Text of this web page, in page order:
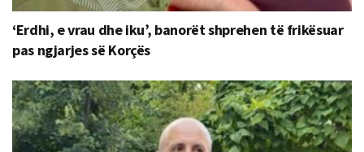
‘Erdhi, e vrau dhe iku’, banorët shprehen të frikësuar
pas ngjarjes së Korçës